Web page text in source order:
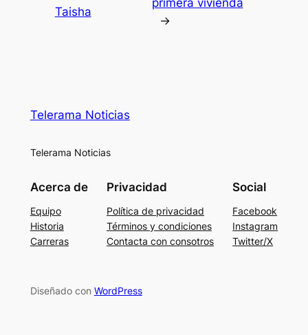
Taisha
primera vivienda
→
Telerama Noticias
Telerama Noticias
Acerca de
Equipo
Historia
Carreras
Privacidad
Política de privacidad
Términos y condiciones
Contacta con consotros
Social
Facebook
Instagram
Twitter/X
Diseñado con WordPress